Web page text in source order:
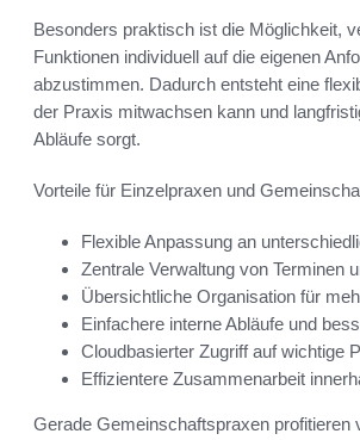
Besonders praktisch ist die Möglichkeit,
Funktionen individuell auf die eigenen
abzustimmen. Dadurch entsteht eine
der Praxis mitwachsen kann und
Abläufe sorgt.
Vorteile für Einzelpraxen und
Flexible Anpassung an
Zentrale Verwaltung von Terminen
Übersichtliche Organisation für
Einfachere interne Abläufe und
Cloudbasierter Zugriff auf wichtige
Effizientere Zusammenarbeit
Gerade Gemeinschaftspraxen profitieren